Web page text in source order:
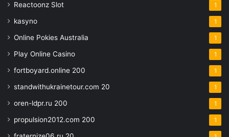
Reactoonz Slot 1
kasyno 1
Online Pokies Australia 1
Play Online Casino 1
fortboyard.online 200 1
standwithukrainetour.com 20 1
oren-ldpr.ru 200 1
propulsion2012.com 200 1